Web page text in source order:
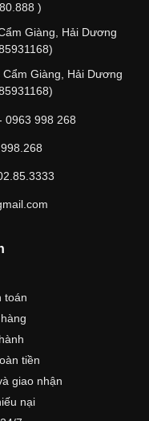
)
Giàng, Hải Dương
Giàng, Hải Dương
0963 998 268
toán
tiền
giao nhận
nại